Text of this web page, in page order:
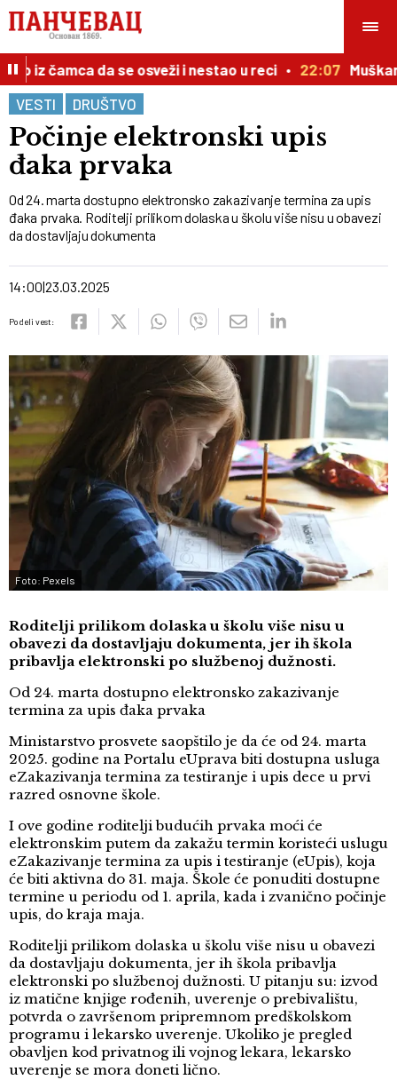
iz čamca da se osveži i nestao u reci 22:07
VESTI
DRUŠTVO
Počinje elektronski upis
đaka prvaka
Od 24. marta dostupno elektronsko zakazivanje termina za upis
đaka prvaka. Roditelji prilikom dolaska u školu više nisu u obavezi
da dostavljaju dokumenta
14:00 23.03.2025
Podeli vest:
Foto: Pexels
Roditelji prilikom dolaska u školu više nisu u
obavezi da dostavljaju dokumenta, jer ih škola
pribavlja elektronski po službenoj dužnosti.
Od 24. marta dostupno elektronsko zakazivanje
termina za upis đaka prvaka
Ministarstvo prosvete saopštilo je da će od 24. marta
2025. godine na Portalu eUprava biti dostupna usluga
eZakazivanja termina za testiranje i upis dece u prvi
razred osnovne škole.
I ove godine roditelji budućih prvaka moći će
elektronskim putem da zakažu termin koristeći uslugu
eZakazivanje termina za upis i testiranje (eUpis), koja
će biti aktivna do 31. maja. Škole će ponuditi dostupne
termine u periodu od 1. aprila, kada i zvanično počinje
upis, do kraja maja.
Roditelji prilikom dolaska u školu više nisu u obavezi
da dostavljaju dokumenta, jer ih škola pribavlja
elektronski po službenoj dužnosti. U pitanju su: izvod
iz matične knjige rođenih, uverenje o prebivalištu,
potvrda o završenom pripremnom predškolskom
programu i lekarsko uverenje. Ukoliko je pregled
obavljen kod privatnog ili vojnog lekara, lekarsko
uverenje se mora doneti lično.